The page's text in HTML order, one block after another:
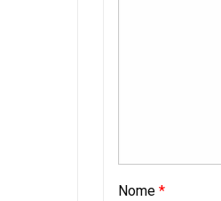
Nome *